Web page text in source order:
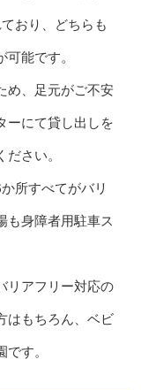
おり、どちらも
能です。
め、足元がご不安
ーにて貸し出しを
さい。
所すべてがバリ
も身障者用駐車ス
リアフリー対応の
はもちろん、ベビ
す。